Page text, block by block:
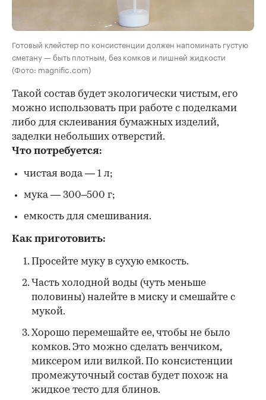
Готовый клейстер по консистенции должен напоминать густую
сметану — быть плотным, без комков и лишней жидкости
(Фото: magnific.com)
Такой состав будет экологически чистым, его
можно использовать при работе с поделками
либо для склеивания бумажных изделий,
заделки небольших отверстий.
Что потребуется:
чистая вода — 1 л;
мука — 300–500 г;
емкость для смешивания.
Как приготовить:
Просейте муку в сухую емкость.
Часть холодной воды (чуть меньше
половины) налейте в миску и смешайте с
мукой.
Хорошо перемешайте ее, чтобы не было
комков. Это можно сделать венчиком,
миксером или вилкой. По консистенции
промежуточный состав будет похож на
жидкое тесто для блинов.